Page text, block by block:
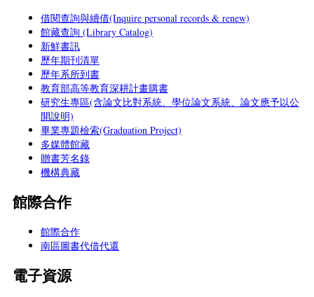
借閱查詢與續借(Inquire personal records & renew)
館藏查詢 (Library Catalog)
新鮮書訊
歷年期刊清單
歷年系所到書
教育部高等教育深耕計畫購書
研究生專區(含論文比對系統、學位論文系統、論文應予以公
開說明)
畢業專題檢索(Graduation Project)
多媒體館藏
贈書芳名錄
機構典藏
館際合作
館際合作
南區圖書代借代還
電子資源